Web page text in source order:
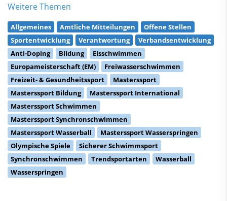
Weitere Themen
Allgemeines Amtliche Mitteilungen
Offene Stellen
Sportentwicklung
Verantwortung
Verbandsentwicklung
Anti-Doping
Bildung
Eisschwimmen
Europameisterschaft (EM)
Freiwasserschwimmen
Freizeit- & Gesundheitssport
Masterssport
Masterssport Bildung
Masterssport International
Masterssport Schwimmen
Masterssport Synchronschwimmen
Masterssport Wasserball
Masterssport Wasserspringen
Olympische Spiele
Sicherer Schwimmsport
Synchronschwimmen
Trendsportarten
Wasserball
Wasserspringen